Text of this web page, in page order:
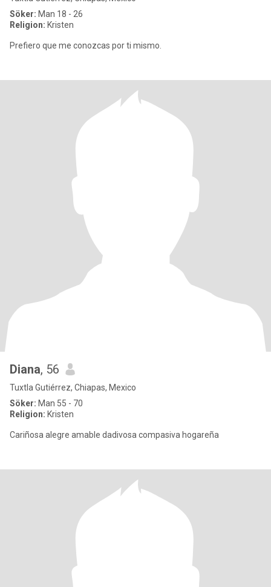
Söker: Man 18 - 26
Religion: Kristen
Prefiero que me conozcas por ti mismo.
Diana, 56
Tuxtla Gutiérrez, Chiapas, Mexico
Söker: Man 55 - 70
Religion: Kristen
Cariñosa alegre amable dadivosa compasiva hogareña